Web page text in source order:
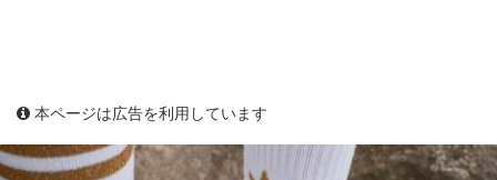
本ページは広告を利用しています